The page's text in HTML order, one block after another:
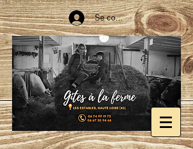
Se connecter